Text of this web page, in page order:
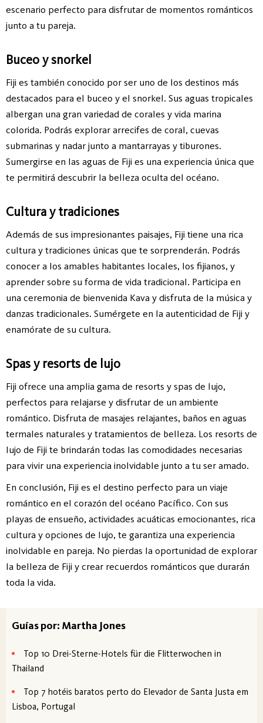
escenario perfecto para disfrutar de momentos románticos
junto a tu pareja.
Buceo y snorkel
Fiji es también conocido por ser uno de los destinos más
destacados para el buceo y el snorkel. Sus aguas tropicales
albergan una gran variedad de corales y vida marina
colorida. Podrás explorar arrecifes de coral, cuevas
submarinas y nadar junto a mantarrayas y tiburones.
Sumergirse en las aguas de Fiji es una experiencia única que
te permitirá descubrir la belleza oculta del océano.
Cultura y tradiciones
Además de sus impresionantes paisajes, Fiji tiene una rica
cultura y tradiciones únicas que te sorprenderán. Podrás
conocer a los amables habitantes locales, los fijianos, y
aprender sobre su forma de vida tradicional. Participa en
una ceremonia de bienvenida Kava y disfruta de la música y
danzas tradicionales. Sumérgete en la autenticidad de Fiji y
enamórate de su cultura.
Spas y resorts de lujo
Fiji ofrece una amplia gama de resorts y spas de lujo,
perfectos para relajarse y disfrutar de un ambiente
romántico. Disfruta de masajes relajantes, baños en aguas
termales naturales y tratamientos de belleza. Los resorts de
lujo de Fiji te brindarán todas las comodidades necesarias
para vivir una experiencia inolvidable junto a tu ser amado.
En conclusión, Fiji es el destino perfecto para un viaje
romántico en el corazón del océano Pacífico. Con sus
playas de ensueño, actividades acuáticas emocionantes, rica
cultura y opciones de lujo, te garantiza una experiencia
inolvidable en pareja. No pierdas la oportunidad de explorar
la belleza de Fiji y crear recuerdos románticos que durarán
toda la vida.
Guías por: Martha Jones
Top 10 Drei-Sterne-Hotels für die Flitterwochen in
Thailand
Top 7 hotéis baratos perto do Elevador de Santa Justa em
Lisboa, Portugal